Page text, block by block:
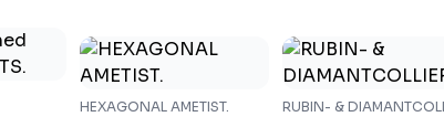
HEXAGONAL AMETIST. RUBIN- &